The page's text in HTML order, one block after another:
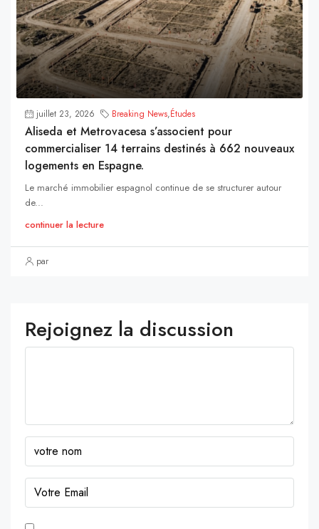
juillet 23, 2026 Breaking News,Études
Aliseda et Metrovacesa s’associent pour
commercialiser 14 terrains destinés à 662 nouveaux
logements en Espagne.
Le marché immobilier espagnol continue de se structurer autour
de...
continuer la lecture
par
Rejoignez la discussion